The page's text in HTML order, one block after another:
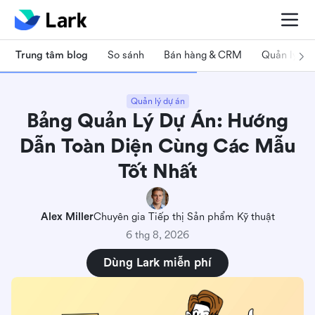
Trung tâm blog So sánh Bán hàng & CRM Quản lý dự
Quản lý dự án
Bảng Quản Lý Dự Án: Hướng
Dẫn Toàn Diện Cùng Các Mẫu
Tốt Nhất
Alex MillerChuyên gia Tiếp thị Sản phẩm Kỹ thuật
6 thg 8, 2026
Dùng Lark miễn phí
Bảng quản lý dự án là gì cụ thể?
10 mẫu bảng điều khiển quản lý dự án chất
lượng cao miễn phí
1. Lark Base: Quản lý Dự án ABC
2. Lark Base: Quản lý Dự án
3. Lark Base: Bảng Kanban (với AI)
4. Lark Base: Phân tích Kinh doanh (với bảng